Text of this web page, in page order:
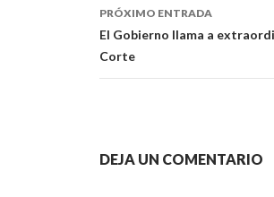
artículos
PRÓXIMO ENTRADA
El Gobierno llama a
Corte
DEJA UN COMENTARIO